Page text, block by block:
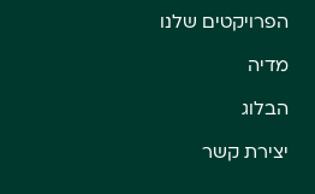
הפרויקטים שלנו
מדיה
הבלוג
יצירת קשר